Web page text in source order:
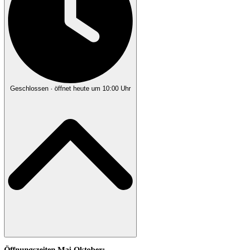
Geschlossen · öffnet heute um 10:00 Uhr